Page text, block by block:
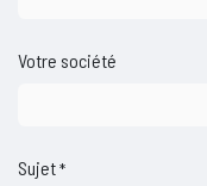
Votre société
Sujet*